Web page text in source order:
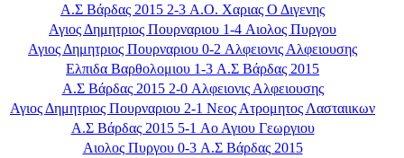
Α.Σ Βάρδας 2015 2-3 Α.Ο. Χαριας Ο Διγενης
Αγιος Δημητριος Πουρναριου 1-4 Αιολος Πυργου
Αγιος Δημητριος Πουρναριου 0-2 Αλφειονις Αλφειουσης
Ελπιδα Βαρθολομιου 1-3 Α.Σ Βάρδας 2015
Α.Σ Βάρδας 2015 2-0 Αλφειονις Αλφειουσης
Αγιος Δημητριος Πουρναριου 2-1 Νεος Ατρομητος Λασταιικων
Α.Σ Βάρδας 2015 5-1 Αο Αγιου Γεωργιου
Αιολος Πυργου 0-3 Α.Σ Βάρδας 2015